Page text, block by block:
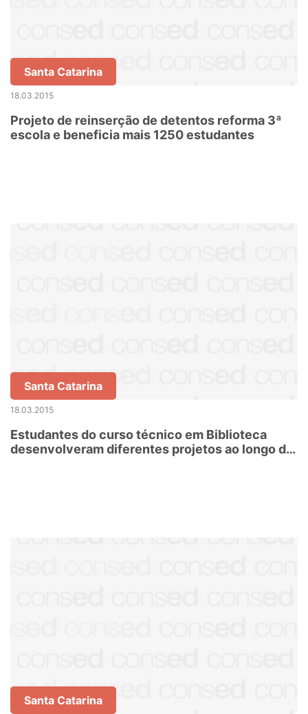
Santa Catarina
18.03.2015
Projeto de reinserção de detentos reforma 3ª
escola e beneficia mais 1250 estudantes
Santa Catarina
18.03.2015
Estudantes do curso técnico em Biblioteca
desenvolveram diferentes projetos ao longo de
Santa Catarina